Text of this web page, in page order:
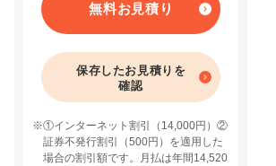
無料お見積り
保存したお見積りを
確認
※①インターネット割引（14,000円）②
証券不発行割引（500円）を適用した
場合の割引額です。月払は年間14,520